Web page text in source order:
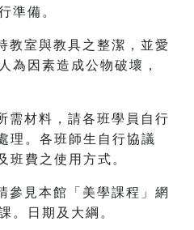
準備。
教室與教具之整潔，並愛
為因素造成公物破壞，
需材料，請各班學員自行
理。各班師生自行協議
班費之使用方式。
參見本館「美學課程」網
。
日期及大綱。